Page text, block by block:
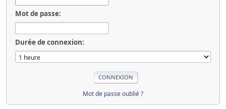
Mot de passe:
Durée de connexion:
Mot de passe oublié ?